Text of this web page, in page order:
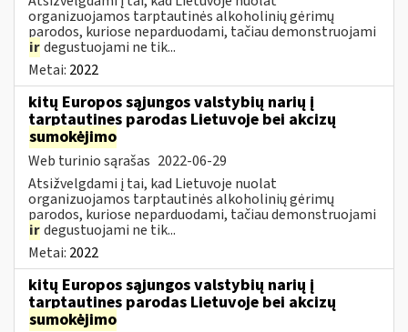
organizuojamos tarptautinės alkoholinių gėrimų
parodos, kuriose neparduodami, tačiau demonstruojami
irdegustuojami ne tik...
Metai: 2022
kitų Europos sąjungos valstybių narių į
tarptautines parodas Lietuvoje bei akcizų
sumokėjimo
Web turinio sąrašas 2022-06-29
Atsižvelgdami į tai, kad Lietuvoje nuolat
organizuojamos tarptautinės alkoholinių gėrimų
parodos, kuriose neparduodami, tačiau demonstruojami
irdegustuojami ne tik...
Metai: 2022
kitų Europos sąjungos valstybių narių į
tarptautines parodas Lietuvoje bei akcizų
sumokėjimo